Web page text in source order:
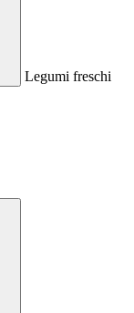
Legumi freschi